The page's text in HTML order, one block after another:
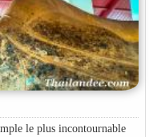
le plus incontournable